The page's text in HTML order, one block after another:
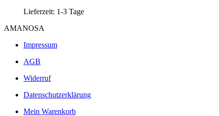
Lieferzeit: 1-3 Tage
AMANOSA
Impressum
AGB
Widerruf
Datenschutzerklärung
Mein Warenkorb